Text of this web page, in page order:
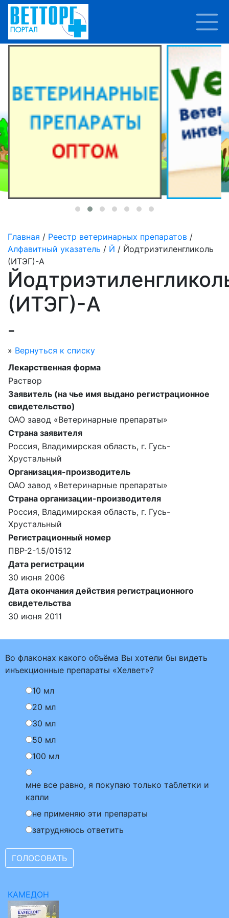
Главная / Реестр ветеринарных препаратов /
Алфавитный указатель / Й / Йодтриэтиленгликоль
(ИТЭГ)-А
(ИТЭГ)-А
-
» Вернуться к списку
Лекарственная форма
Раствор
Заявитель (на чье имя выдано регистрационное
свидетельство)
ОАО завод «Ветеринарные препараты»
Страна заявителя
Россия, Владимирская область, г. Гусь-
Хрустальный
Организация-производитель
ОАО завод «Ветеринарные препараты»
Страна организации-производителя
Россия, Владимирская область, г. Гусь-
Хрустальный
Регистрационный номер
ПВР-2-1.5/01512
Дата регистрации
30 июня 2006
Дата окончания действия регистрационного
свидетельства
30 июня 2011
Во флаконах какого объёма Вы хотели бы видеть
инъекционные препараты «Хелвет»?
10 мл
20 мл
30 мл
50 мл
100 мл
мне все равно, я покупаю только таблетки и
капли
не применяю эти препараты
затрудняюсь ответить
КАМЕДОН